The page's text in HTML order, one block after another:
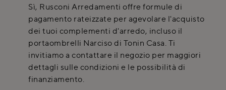
Sì, Rusconi Arredamenti offre formule di
pagamento rateizzate per agevolare l'acquisto
dei tuoi complementi d'arredo, incluso il
portaombrelli Narciso di Tonin Casa. Ti
invitiamo a contattare il negozio per maggiori
dettagli sulle condizioni e le possibilità di
finanziamento.